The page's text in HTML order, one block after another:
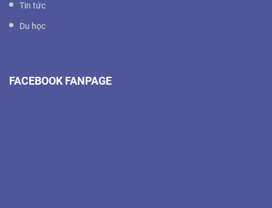
Tin tức
Du học
FACEBOOK FANPAGE